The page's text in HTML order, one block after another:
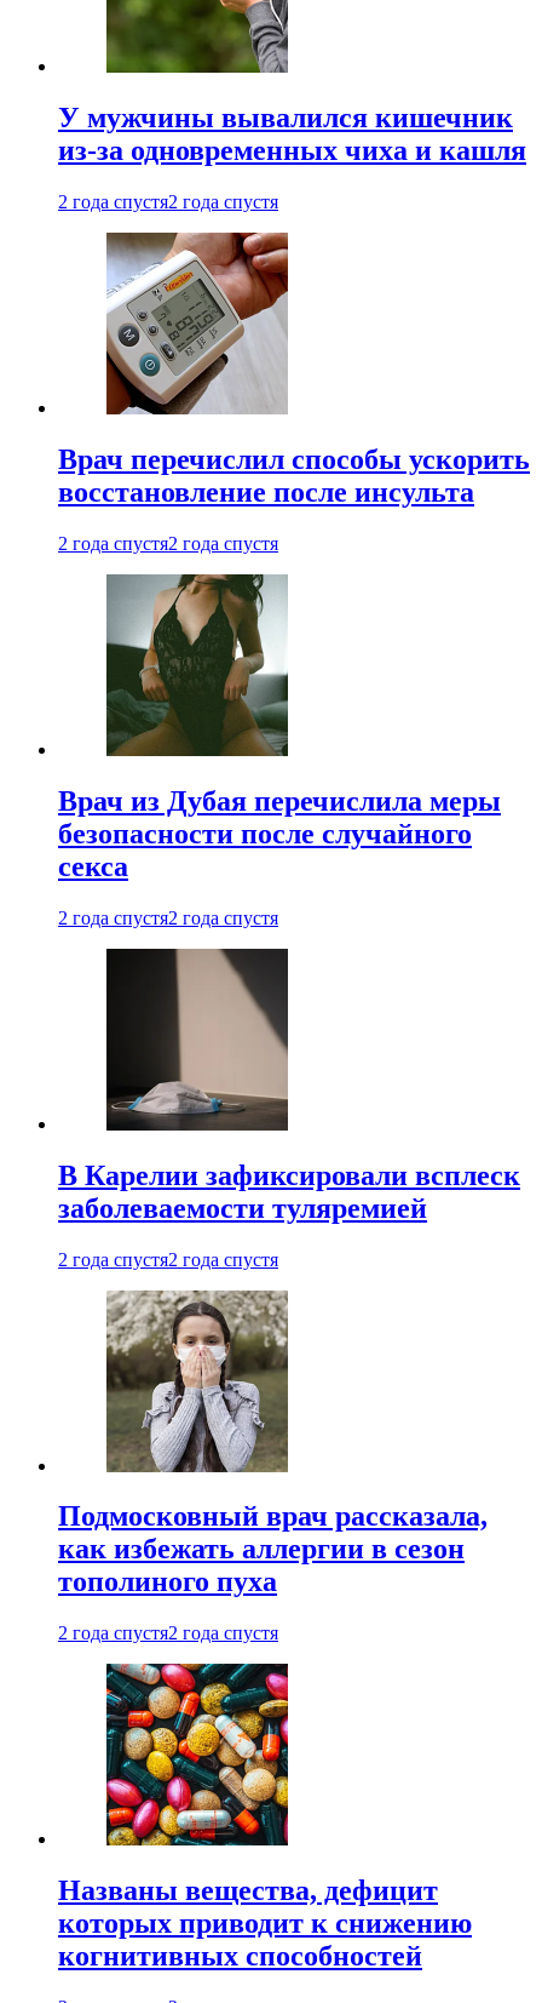
У мужчины вывалился кишечник
из-за одновременных чиха и кашля
2 года спустя2 года спустя
Врач перечислил способы ускорить
восстановление после инсульта
2 года спустя2 года спустя
Врач из Дубая перечислила меры
безопасности после случайного
секса
2 года спустя2 года спустя
В Карелии зафиксировали всплеск
заболеваемости туляремией
2 года спустя2 года спустя
Подмосковный врач рассказала,
как избежать аллергии в сезон
тополиного пуха
2 года спустя2 года спустя
Названы вещества, дефицит
которых приводит к снижению
когнитивных способностей